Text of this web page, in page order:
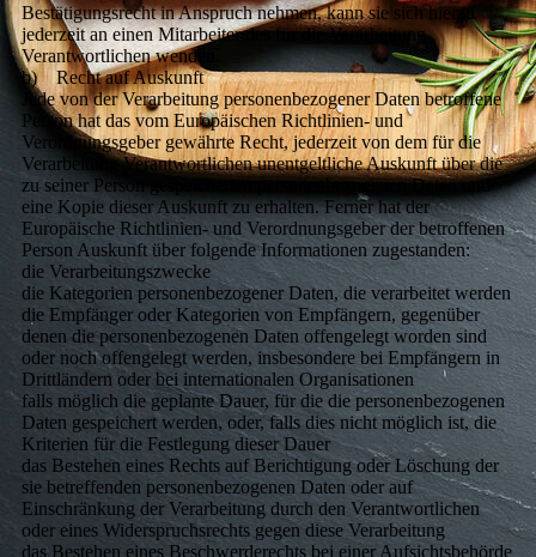
Bestätigungsrecht in Anspruch nehmen, kann sie sich hierzu
jederzeit an einen Mitarbeiter des für die Verarbeitung
Verantwortlichen wenden.
b) Recht auf Auskunft
Jede von der Verarbeitung personenbezogener Daten betroffene
Person hat das vom Europäischen Richtlinien- und
Verordnungsgeber gewährte Recht, jederzeit von dem für die
Verarbeitung Verantwortlichen unentgeltliche Auskunft über die
zu seiner Person gespeicherten personenbezogenen Daten und
eine Kopie dieser Auskunft zu erhalten. Ferner hat der
Europäische Richtlinien- und Verordnungsgeber der betroffenen
Person Auskunft über folgende Informationen zugestanden:
die Verarbeitungszwecke
die Kategorien personenbezogener Daten, die verarbeitet werden
die Empfänger oder Kategorien von Empfängern, gegenüber
denen die personenbezogenen Daten offengelegt worden sind
oder noch offengelegt werden, insbesondere bei Empfängern in
Drittländern oder bei internationalen Organisationen
falls möglich die geplante Dauer, für die die personenbezogenen
Daten gespeichert werden, oder, falls dies nicht möglich ist, die
Kriterien für die Festlegung dieser Dauer
das Bestehen eines Rechts auf Berichtigung oder Löschung der
sie betreffenden personenbezogenen Daten oder auf
Einschränkung der Verarbeitung durch den Verantwortlichen
oder eines Widerspruchsrechts gegen diese Verarbeitung
das Bestehen eines Beschwerderechts bei einer Aufsichtsbehörde